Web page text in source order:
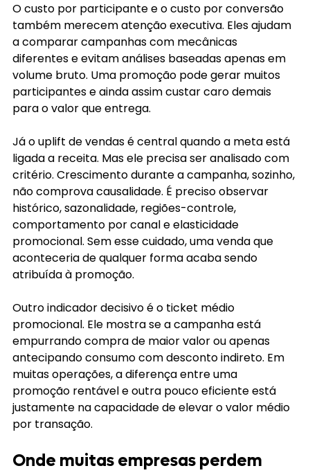
O custo por participante e o custo por conversão
também merecem atenção executiva. Eles ajudam
a comparar campanhas com mecânicas
diferentes e evitam análises baseadas apenas em
volume bruto. Uma promoção pode gerar muitos
participantes e ainda assim custar caro demais
para o valor que entrega.
Já o uplift de vendas é central quando a meta está
ligada a receita. Mas ele precisa ser analisado com
critério. Crescimento durante a campanha, sozinho,
não comprova causalidade. É preciso observar
histórico, sazonalidade, regiões-controle,
comportamento por canal e elasticidade
promocional. Sem esse cuidado, uma venda que
aconteceria de qualquer forma acaba sendo
atribuída à promoção.
Outro indicador decisivo é o ticket médio
promocional. Ele mostra se a campanha está
empurrando compra de maior valor ou apenas
antecipando consumo com desconto indireto. Em
muitas operações, a diferença entre uma
promoção rentável e outra pouco eficiente está
justamente na capacidade de elevar o valor médio
por transação.
Onde muitas empresas perdem